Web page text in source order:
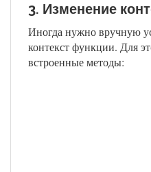
3. Изменение
Иногда нужно вручную
контекст функции. Для
встроенные методы: